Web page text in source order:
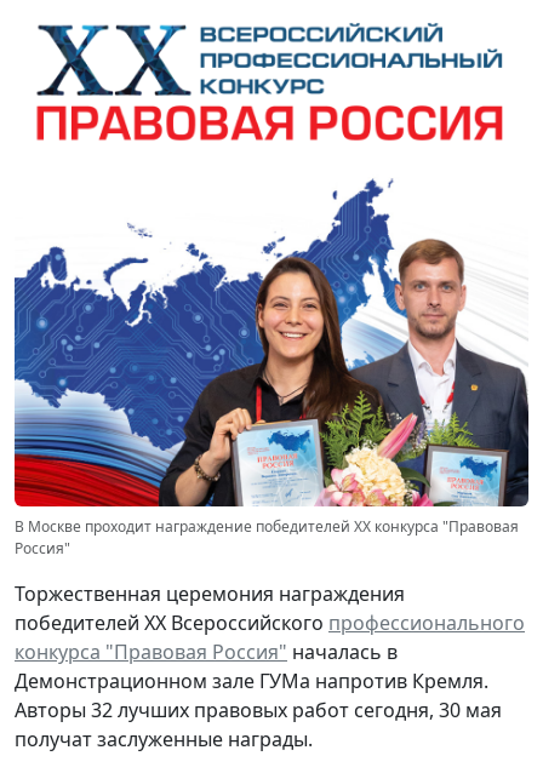
В Москве проходит награждение победителей XX конкурса "Правовая
Россия"
Торжественная церемония награждения
победителей XX Всероссийского профессионального
конкурса "Правовая Россия" началась в
Демонстрационном зале ГУМа напротив Кремля.
Авторы 32 лучших правовых работ сегодня, 30 мая
получат заслуженные награды.